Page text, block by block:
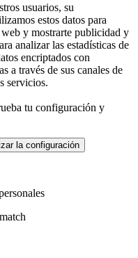
usuarios, su
estos datos para
y mostrarte publicidad y
analizar las estadísticas de
encriptados con
a través de sus canales de
servicios.
tu configuración y
la configuración